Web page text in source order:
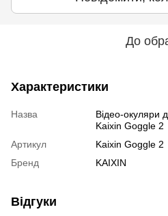
До
Характеристики
Назва
Відео-окуляри
Kaixin Goggle 2
Артикул
Kaixin Goggle 2
Бренд
KAIXIN
Відгуки